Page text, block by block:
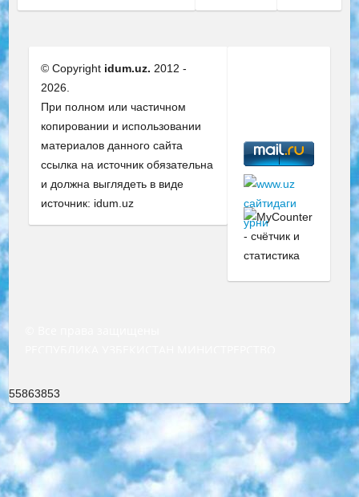
© Copyright idum.uz. 2012 -
2026.
При полном или частичном
копировании и использовании
материалов данного сайта
ссылка на источник обязательна
и должна выглядеть в виде
источник: idum.uz
55863853